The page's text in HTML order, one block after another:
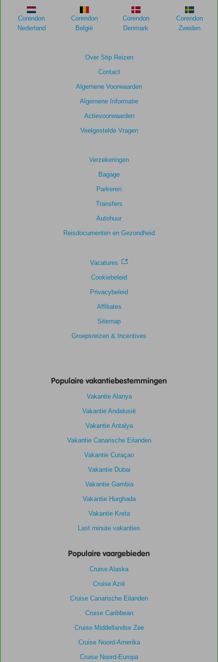
meer
weergegeven
om
Over Stip Reizen
Contact
Algemene Voorwaarden
Algemene Informatie
Actievoorwaarden
Veelgestelde Vragen
Verzekeringen
Bagage
Parkeren
Transfers
Autohuur
Reisdocumenten en Gezondheid
Vacatures
Cookiebeleid
Privacybeleid
Affiliates
Sitemap
Groepsreizen & Incentives
Corendon
Nederland
Corendon
België
Corendon
Denmark
Corendon
Zweden
Populaire vakantiebestemmingen
Vakantie Alanya
Vakantie Andalusië
Vakantie Antalya
Vakantie Canarische Eilanden
Vakantie Curaçao
Vakantie Dubai
Vakantie Gambia
Vakantie Hurghada
Vakantie Kreta
Last minute vakanties
Populaire vaargebieden
Cruise Alaska
Cruise Azië
Cruise Canarische Eilanden
Cruise Caribbean
Cruise Middellandse Zee
Cruise Noord-Amerika
Cruise Noord-Europa